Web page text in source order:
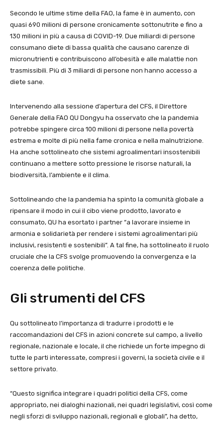
Secondo le ultime stime della FAO, la fame è in aumento, con
quasi 690 milioni di persone cronicamente sottonutrite e fino a
130 milioni in più a causa di COVID-19. Due miliardi di persone
consumano diete di bassa qualità che causano carenze di
micronutrienti e contribuiscono all’obesità e alle malattie non
trasmissibili. Più di 3 miliardi di persone non hanno accesso a
diete sane.
Intervenendo alla sessione d’apertura del CFS, il Direttore
Generale della FAO QU Dongyu ha osservato che la pandemia
potrebbe spingere circa 100 milioni di persone nella povertà
estrema e molte di più nella fame cronica e nella malnutrizione.
Ha anche sottolineato che sistemi agroalimentari insostenibili
continuano a mettere sotto pressione le risorse naturali, la
biodiversità, l’ambiente e il clima.
Sottolineando che la pandemia ha spinto la comunità globale a
ripensare il modo in cui il cibo viene prodotto, lavorato e
consumato, QU ha esortato i partner “a lavorare insieme in
armonia e solidarietà per rendere i sistemi agroalimentari più
inclusivi, resistenti e sostenibili”. A tal fine, ha sottolineato il ruolo
cruciale che la CFS svolge promuovendo la convergenza e la
coerenza delle politiche.
Gli strumenti del CFS
Qu sottolineato l’importanza di tradurre i prodotti e le
raccomandazioni del CFS in azioni concrete sul campo, a livello
regionale, nazionale e locale, il che richiede un forte impegno di
tutte le parti interessate, compresi i governi, la società civile e il
settore privato.
“Questo significa integrare i quadri politici della CFS, come
appropriato, nei dialoghi nazionali, nei quadri legislativi, così come
negli sforzi di sviluppo nazionali, regionali e globali”, ha detto,